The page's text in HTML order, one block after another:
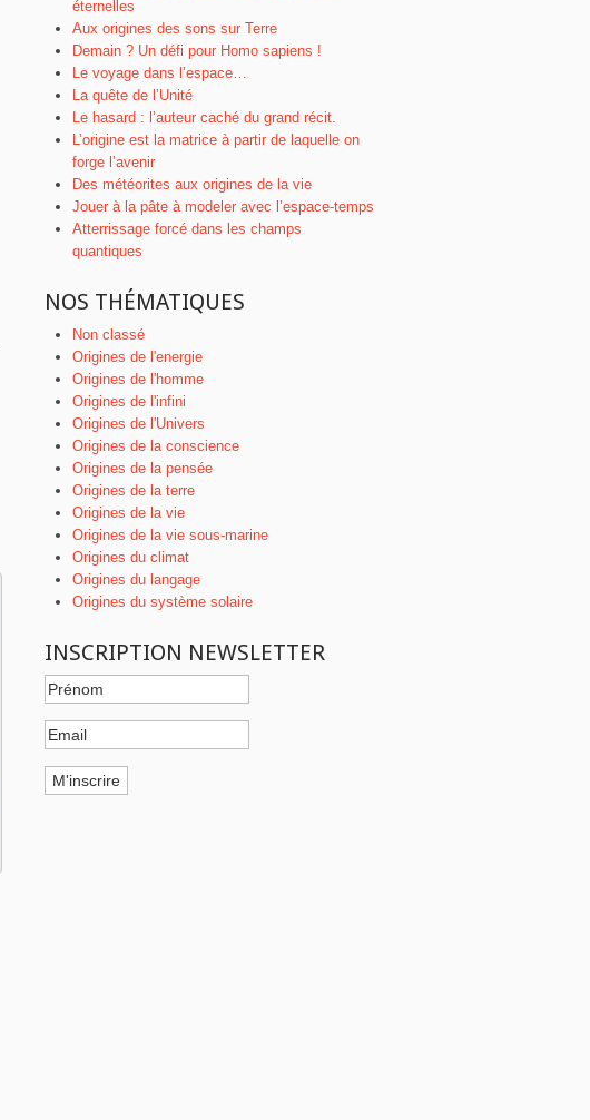
éternelles
Aux origines des sons sur Terre
Demain ? Un défi pour Homo sapiens !
Le voyage dans l’espace…
La quête de l’Unité
Le hasard : l’auteur caché du grand récit.
L’origine est la matrice à partir de laquelle on
forge l’avenir
Des météorites aux origines de la vie
Jouer à la pâte à modeler avec l’espace-temps
Atterrissage forcé dans les champs
quantiques
NOS THÉMATIQUES
Non classé
Origines de l'energie
Origines de l'homme
Origines de l'infini
Origines de l'Univers
Origines de la conscience
Origines de la pensée
Origines de la terre
Origines de la vie
Origines de la vie sous-marine
Origines du climat
Origines du langage
Origines du système solaire
INSCRIPTION NEWSLETTER